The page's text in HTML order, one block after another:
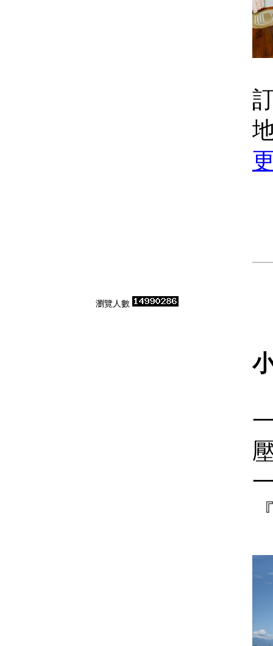
瀏覽人數